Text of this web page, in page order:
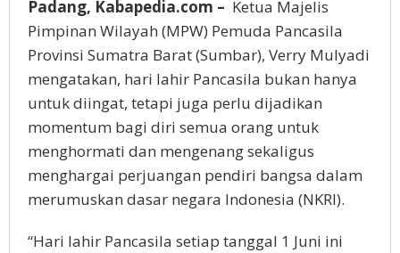
Padang, Kabapedia.com – Ketua Majelis
Pimpinan Wilayah (MPW) Pemuda Pancasila
Provinsi Sumatra Barat (Sumbar), Verry Mulyadi
mengatakan, hari lahir Pancasila bukan hanya
untuk diingat, tetapi juga perlu dijadikan
momentum bagi diri semua orang untuk
menghormati dan mengenang sekaligus
menghargai perjuangan pendiri bangsa dalam
merumuskan dasar negara Indonesia (NKRI).
“Hari lahir Pancasila setiap tanggal 1 Juni ini